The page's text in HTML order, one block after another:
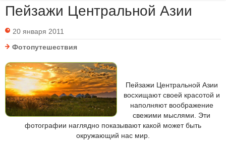
Пейзажи Центральной Азии
20 января 2011
Фотопутешествия
Пейзажи Центральной Азии
восхищают своей красотой и
наполняют воображение
свежими мыслями. Эти
фотографии наглядно показывают какой может быть
окружающий нас мир.